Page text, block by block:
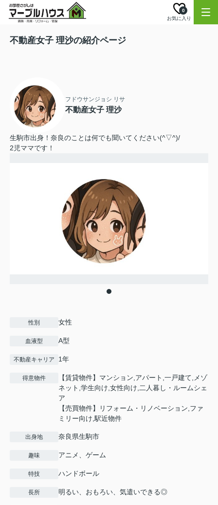
お気に入り
0
不動産女子 理沙の紹介ページ
フドウサンジョシ リサ
不動産女子 理沙
生駒市出身！奈良のことは何でも聞いてください(^▽^)/
2児ママです！
性別 女性
血液型 A型
不動産キャリア 1年
得意物件
【賃貸物件】マンション,アパート,一戸建て,メゾ
ネット,学生向け,女性向け,二人暮し・ルームシェ
ア
【売買物件】リフォーム・リノベーション,ファ
ミリー向け,駅近物件
出身地 奈良県生駒市
趣味 アニメ、ゲーム
特技 ハンドボール
長所 明るい、おもろい、気遣いできる◎